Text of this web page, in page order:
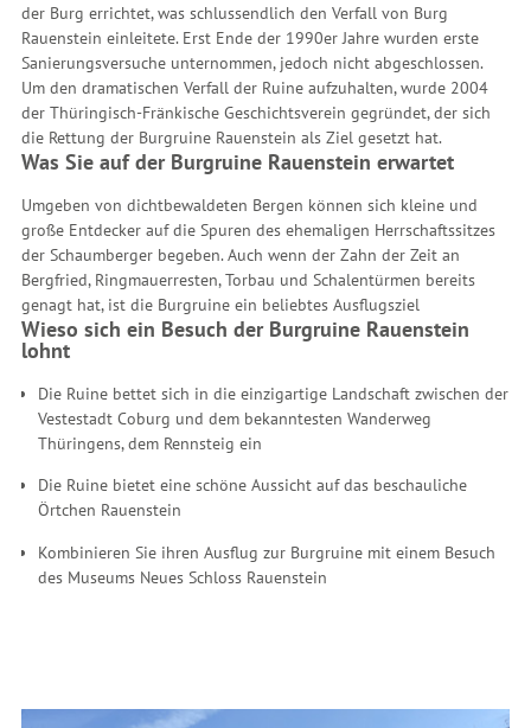
der Burg errichtet, was schlussendlich den Verfall von Burg
Rauenstein einleitete. Erst Ende der 1990er Jahre wurden erste
Sanierungsversuche unternommen, jedoch nicht abgeschlossen.
Um den dramatischen Verfall der Ruine aufzuhalten, wurde 2004
der Thüringisch-Fränkische Geschichtsverein gegründet, der sich
die Rettung der Burgruine Rauenstein als Ziel gesetzt hat.
Was Sie auf der Burgruine Rauenstein erwartet
Umgeben von dichtbewaldeten Bergen können sich kleine und
große Entdecker auf die Spuren des ehemaligen Herrschaftssitzes
der Schaumberger begeben. Auch wenn der Zahn der Zeit an
Bergfried, Ringmauerresten, Torbau und Schalentürmen bereits
genagt hat, ist die Burgruine ein beliebtes Ausflugsziel
Wieso sich ein Besuch der Burgruine Rauenstein
lohnt
Die Ruine bettet sich in die einzigartige Landschaft zwischen der
Vestestadt Coburg und dem bekanntesten Wanderweg
Thüringens, dem Rennsteig ein
Die Ruine bietet eine schöne Aussicht auf das beschauliche
Örtchen Rauenstein
Kombinieren Sie ihren Ausflug zur Burgruine mit einem Besuch
des Museums Neues Schloss Rauenstein